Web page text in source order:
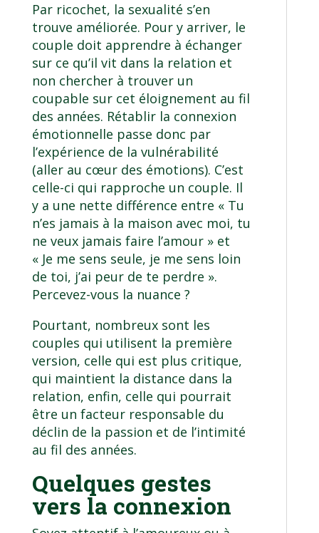
Par ricochet, la sexualité s’en
trouve améliorée. Pour y arriver, le
couple doit apprendre à échanger
sur ce qu’il vit dans la relation et
non chercher à trouver un
coupable sur cet éloignement au fil
des années. Rétablir la connexion
émotionnelle passe donc par
l’expérience de la vulnérabilité
(aller au cœur des émotions). C’est
celle-ci qui rapproche un couple. Il
y a une nette différence entre « Tu
n’es jamais à la maison avec moi, tu
ne veux jamais faire l’amour » et
« Je me sens seule, je me sens loin
de toi, j’ai peur de te perdre ».
Percevez-vous la nuance ?
Pourtant, nombreux sont les
couples qui utilisent la première
version, celle qui est plus critique,
qui maintient la distance dans la
relation, enfin, celle qui pourrait
être un facteur responsable du
déclin de la passion et de l’intimité
au fil des années.
Quelques gestes
vers la connexion